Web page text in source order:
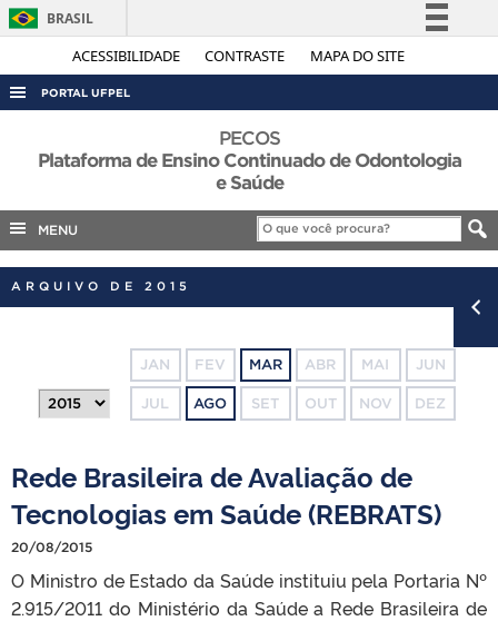
ACESSIBILIDADE CONTRASTE MAPA DO SITE
BRASIL
Simplifique!
Acesso à informação
Canais
PORTAL UFPEL
AUDITORIA
EDITAIS
PORTARIAS
PECOS
Plataforma de Ensino Continuado de Odontologia
e Saúde
MENU
ARQUIVO DE 2015
JAN FEV MAR ABR MAI JUN
JUL AGO SET OUT NOV DEZ
Rede Brasileira de Avaliação de
Tecnologias em Saúde (REBRATS)
20/08/2015
O Ministro de Estado da Saúde instituiu pela Portaria Nº
2.915/2011 do Ministério da Saúde a Rede Brasileira de